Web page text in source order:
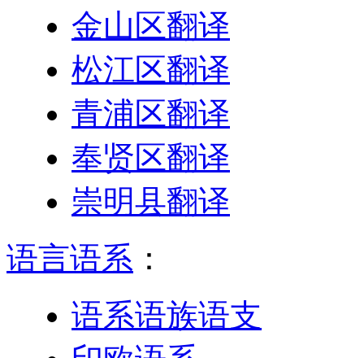
金山区翻译
松江区翻译
青浦区翻译
奉贤区翻译
崇明县翻译
语言语系 ：
语系语族语支